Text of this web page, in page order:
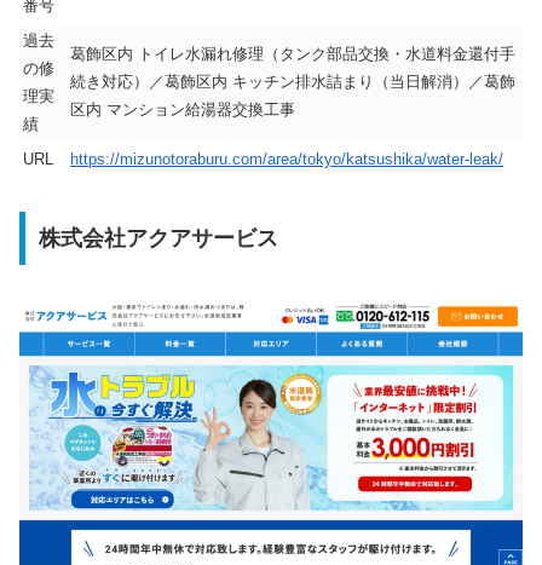
番号
過去
の修
理実
績
葛飾区内 トイレ水漏れ修理（タンク部品交換・水道料金還付手
続き対応）／葛飾区内 キッチン排水詰まり（当日解消）／葛飾
区内 マンション給湯器交換工事
URL https://mizunotoraburu.com/area/tokyo/katsushika/water-leak/
株式会社アクアサービス